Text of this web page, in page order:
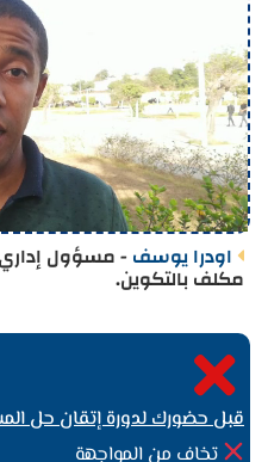
اودرا يوسف- مسؤول إداري
مكلف بالتكوين.
قبل حضورك لدورة إتقان حل
تخاف من المواجهة